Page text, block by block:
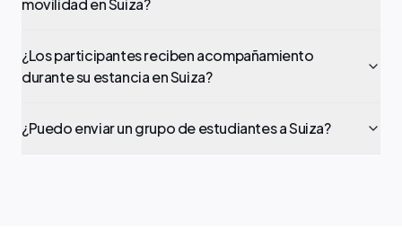
movilidad en Suiza?
¿Los participantes reciben acompañamiento
durante su estancia en Suiza?
¿Puedo enviar un grupo de estudiantes a Suiza?